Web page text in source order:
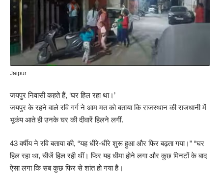
Jaipur
जयपुर निवासी कहते हैं, ‘घर हिल रहा था।’
जयपुर के रहने वाले रवि गर्ग ने आम मत को बताया कि राजस्थान की राजधानी में
भूकंप आते ही उनके घर की दीवारें हिलने लगीं.
43 वर्षीय ने रवि बताया की, “यह धीरे-धीरे शुरू हुआ और फिर बढ़ता गया।” “घर
हिल रहा था, चीजें हिल रही थीं। फिर यह धीमा होने लगा और कुछ मिनटों के बाद
ऐसा लगा कि सब कुछ फिर से शांत हो गया है।